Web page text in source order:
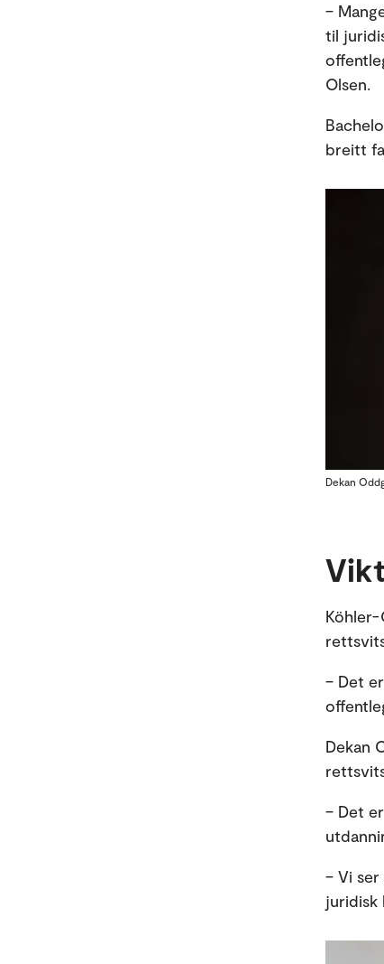
–
til
Olsen.
breitt
Dekan
Köhler-
– Det
Dekan
– Det
– Vi
juridisk